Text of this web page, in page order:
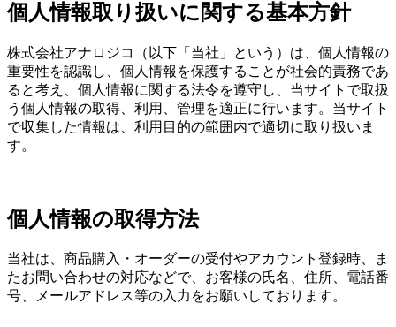
個人情報取り扱いに関する基本方針
株式会社アナロジコ（以下「当社」という）は、個人情報の
重要性を認識し、個人情報を保護することが社会的責務であ
ると考え、個人情報に関する法令を遵守し、当サイトで取扱
う個人情報の取得、利用、管理を適正に行います。当サイト
で収集した情報は、利用目的の範囲内で適切に取り扱いま
す。
個人情報の取得方法
当社は、商品購入・オーダーの受付やアカウント登録時、ま
たお問い合わせの対応などで、お客様の氏名、住所、電話番
号、メールアドレス等の入力をお願いしております。